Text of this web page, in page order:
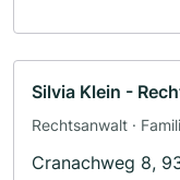
Silvia Klein -
Rechtsanwalt ·
Cranachweg 8,